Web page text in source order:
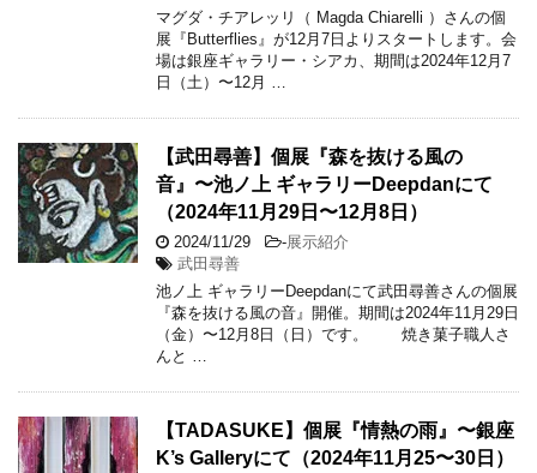
マグダ・チアレッリ（ Magda Chiarelli ）さんの個
展『Butterflies』が12月7日よりスタートします。会
場は銀座ギャラリー・シアカ、期間は2024年12月7
日（土）〜12月 …
【武田尋善】個展『森を抜ける風の
音』〜池ノ上 ギャラリーDeepdanにて
（2024年11月29日〜12月8日）
2024/11/29 -展示紹介
武田尋善
池ノ上 ギャラリーDeepdanにて武田尋善さんの個展
『森を抜ける風の音』開催。期間は2024年11月29日
（金）〜12月8日（日）です。 焼き菓子職人さ
んと …
【TADASUKE】個展『情熱の雨』〜銀座
K’s Galleryにて（2024年11月25〜30日）